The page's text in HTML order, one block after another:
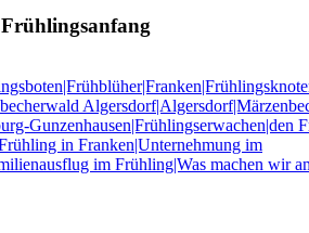
Frühlingsanfang